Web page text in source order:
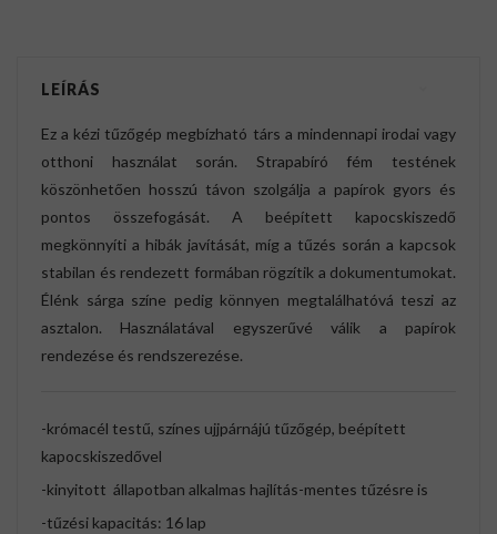
LEÍRÁS
Ez a kézi tűzőgép megbízható társ a mindennapi irodai vagy
otthoni használat során. Strapabíró fém testének
köszönhetően hosszú távon szolgálja a papírok gyors és
pontos összefogását. A beépített kapocskiszedő
megkönnyíti a hibák javítását, míg a tűzés során a kapcsok
stabilan és rendezett formában rögzítik a dokumentumokat.
Élénk sárga színe pedig könnyen megtalálhatóvá teszi az
asztalon. Használatával egyszerűvé válik a papírok
rendezése és rendszerezése.
-krómacél testű, színes ujjpárnájú tűzőgép, beépített
kapocskiszedővel
-kinyitott állapotban alkalmas hajlítás-mentes tűzésre is
-tűzési kapacitás: 16 lap